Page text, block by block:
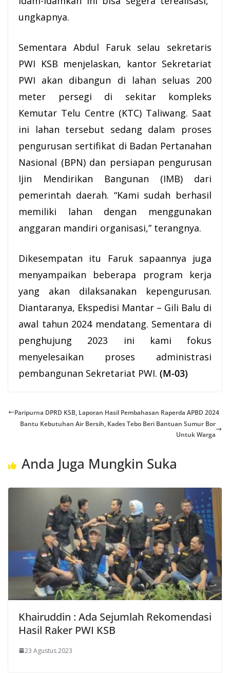
ungkapnya.
Sementara Abdul Faruk selau sekretaris
PWI KSB menjelaskan, kantor Sekretariat
PWI akan dibangun di lahan seluas 200
meter persegi di sekitar kompleks
Kemutar Telu Centre (KTC) Taliwang. Saat
ini lahan tersebut sedang dalam proses
pengurusan sertifikat di Badan Pertanahan
Nasional (BPN) dan persiapan pengurusan
Ijin Mendirikan Bangunan (IMB) dari
pemerintah daerah. “Kami sudah berhasil
memiliki lahan dengan menggunakan
anggaran mandiri organisasi,” terangnya.
Dikesempatan itu Faruk sapaannya juga
menyampaikan beberapa program kerja
yang akan dilaksanakan kepengurusan.
Diantaranya, Ekspedisi Mantar – Gili Balu di
awal tahun 2024 mendatang. Sementara di
penghujung 2023 ini kami fokus
menyelesaikan proses administrasi
pembangunan Sekretariat PWI. (M-03)
Paripurna DPRD KSB, Laporan Hasil Pembahasan Raperda APBD 2024
Bantu Kebutuhan Air Bersih, Kades Tebo Beri Bantuan Sumur Bor
Untuk Warga
Anda Juga Mungkin Suka
Khairuddin : Ada Sejumlah Rekomendasi
Hasil Raker PWI KSB
23 Agustus 2023